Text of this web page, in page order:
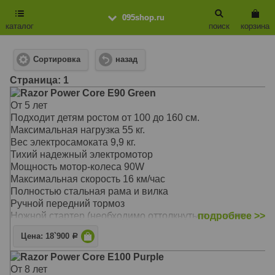
095shop.ru
каталог
корзина
поиск
Сортировка назад
Cтраница: 1
Razor Power Core E90 Green
От 5 лет
Подходит детям ростом от 100 до 160 см.
Максимальная нагрузка 55 кг.
Вес электросамоката 9,9 кг.
Тихий надежный электромотор
Мощность мотор-колеса 90W
Максимальная скорость 16 км/час
Полностью стальная рама и вилка
Ручной передний тормоз
Ножной стартер (необходимо оттолкнуться от земли
для начала движения)
Уретановое переднее колесо диаметром 140 мм.
Боковая опорная стойка (подножка)
Кнопочная ручка акселератора (газ с кнопки)
подробнее >>
Цена: 18`900 Р
Razor Power Core E100 Purple
От 8 лет